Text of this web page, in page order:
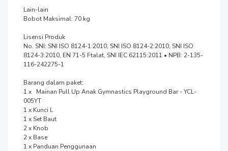
Lain-lain
Bobot Maksimal: 70 kg
Lisensi Produk
No. SNI: SNI ISO 8124-1:2010, SNI ISO 8124-2:2010, SNI ISO
8124-3:2010, EN 71-5 Ftalat, SNI IEC 62115:2011 • NPB: 2-135-
116-242275-1
Barang dalam paket:
1 x   Mainan Pull Up Anak Gymnastics Playground Bar - YCL-
005YT
1 x Kunci L
1 x Set Baut
2 x Knob
2 x Base
1 x Panduan Penggunaan